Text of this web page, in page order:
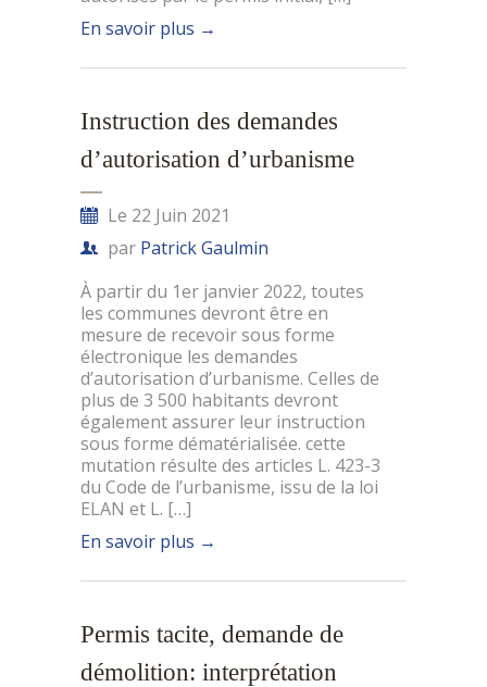
En savoir plus →
Instruction des demandes
d’autorisation d’urbanisme
Le 22 Juin 2021
par Patrick Gaulmin
À partir du 1er janvier 2022, toutes
les communes devront être en
mesure de recevoir sous forme
électronique les demandes
d’autorisation d’urbanisme. Celles de
plus de 3 500 habitants devront
également assurer leur instruction
sous forme dématérialisée. cette
mutation résulte des articles L. 423-3
du Code de l’urbanisme, issu de la loi
ELAN et L. […]
En savoir plus →
Permis tacite, demande de
démolition: interprétation